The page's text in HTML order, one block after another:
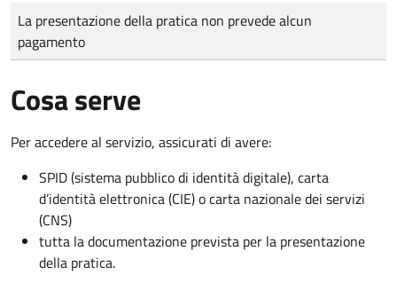
Tipo di pagamento
Importo
La presentazione della pratica non prevede alcun
pagamento
Cosa serve
Per accedere al servizio, assicurati di avere:
SPID (sistema pubblico di identità digitale), carta
d’identità elettronica (CIE) o carta nazionale dei servizi
(CNS)
tutta la documentazione prevista per la presentazione
della pratica.